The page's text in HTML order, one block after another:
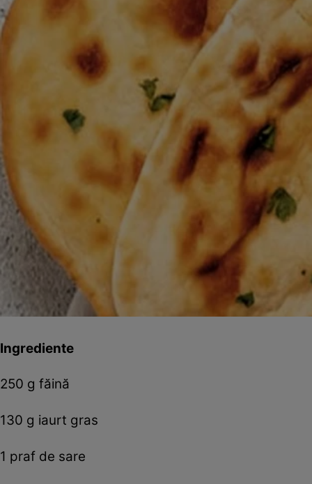
Ingrediente
250 g făină
130 g iaurt gras
1 praf de sare